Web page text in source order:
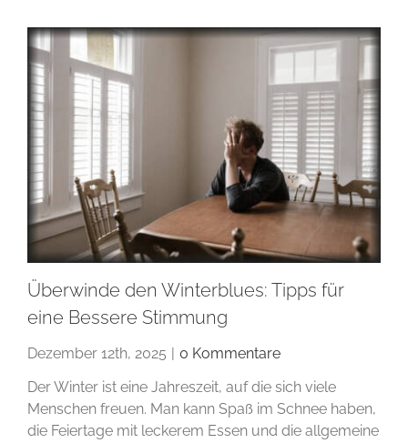
Überwinde den Winterblues: Tipps für
eine Bessere Stimmung
Dezember 12th, 2025
0 Kommentare
Der Winter ist eine Jahreszeit, auf die sich viele
Menschen freuen. Man kann Spaß im Schnee haben,
die Feiertage mit leckerem Essen und die allgemeine